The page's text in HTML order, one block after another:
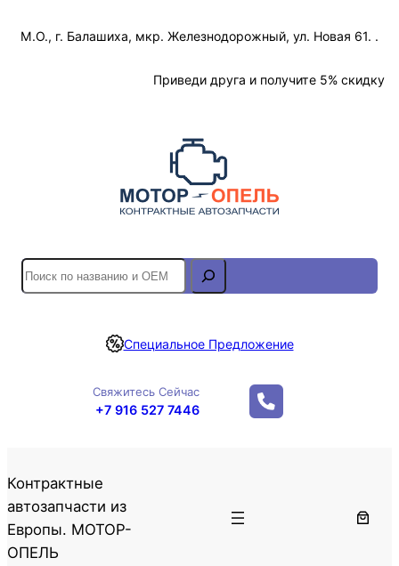
М.О., г. Балашиха, мкр. Железнодорожный, ул. Новая 61. .
Приведи друга и получите 5% скидку
S
e
r
Специальное Предложение
Свяжитесь Сейчас
+7 916 527 7446
Контрактные
автозапчасти из
Европы. МОТОР-
ОПЕЛЬ